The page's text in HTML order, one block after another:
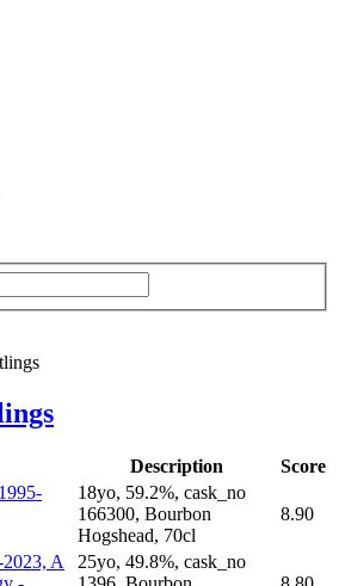
Description
Score
18yo, 59.2%, cask_no
166300, Bourbon
Hogshead, 70cl
8.90
A
25yo, 49.8%, cask_no